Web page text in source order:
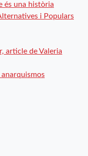
és una història
i Populars
article de Valeria
anarquismos